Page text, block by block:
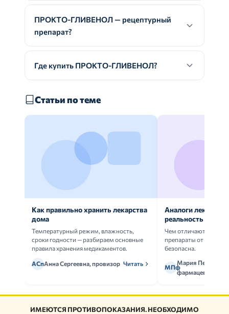
ПРОКТО-ГЛИВЕНОЛ — рецептурный
препарат?
Где купить ПРОКТО-ГЛИВЕНОЛ?
Статьи по теме
Как правильно хранить лекарства
дома
Температурный режим, влажность,
сроки годности — разбираем основные
правила хранения медикаментов.
АСпАнна Сергеевна, провизор Читать
Аналоги
реальность
Чем отличаются
препараты от
безопасна.
МПф
Мария Петрова,
фармацевт
ИМЕЮТСЯ ПРОТИВОПОКАЗАНИЯ. НЕОБХОДИМО